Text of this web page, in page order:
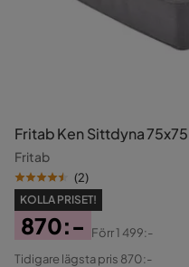
Fritab Ken Sittdyna
Fritab
(2)
KOLLA PRISET!
Pris
870:-
Original
Förr1 499:-
Tidigare lägsta pris 870:-